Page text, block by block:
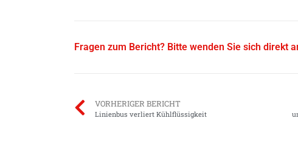
Fragen zum Bericht? Bitte wenden Sie sich direkt
VORHERIGER BERICHT
Linienbus verliert Kühlflüssigkeit